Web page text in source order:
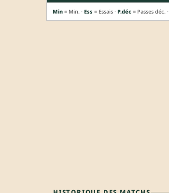
Min = Min. · Ess = Essais · P.déc = Passes déc. ·